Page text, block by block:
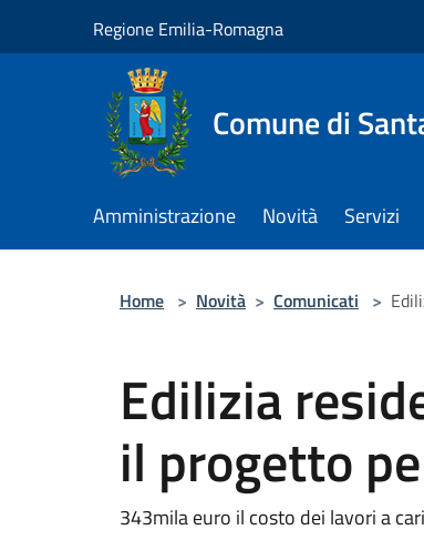
Regione Emilia-Romagna
Comune di
Amministrazione Novità Servizi
Home > Novità > Comunicati >
Edilizia
il progetto
343mila euro il costo dei lavori a